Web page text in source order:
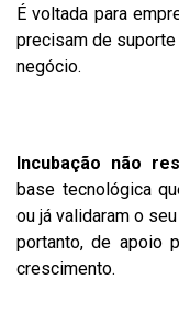
É voltada para
precisam de
negócio.
Incubação não
base tecnológica
ou já validaram o
portanto, de apoio
crescimento.